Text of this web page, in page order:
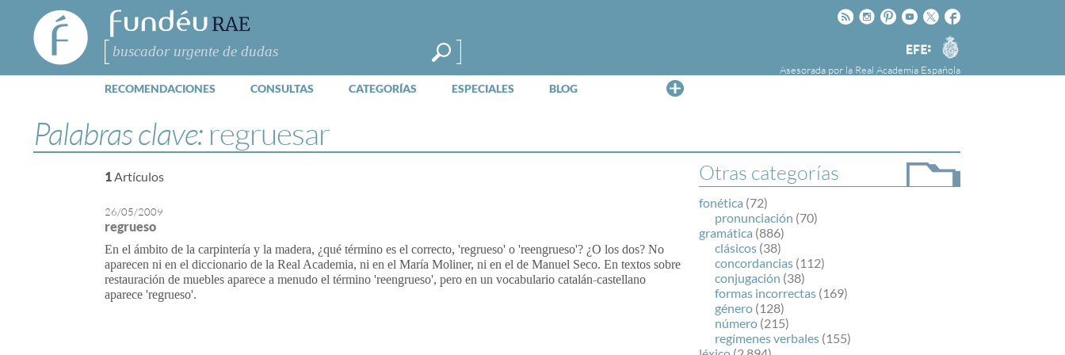
FundéuRAE
- Fundación
del Español
Urgente
Buscar
Facebook
Twitter
Youtube
Pinteres
Instagram
Rss
Agencia
EFE
Asesorada por la Real Academia Española
RECOMENDACIONES CONSULTAS CATEGORÍAS ESPECIALES BLOG
la Agencia Efe y la Real Academia Española,
cuyo objetivo es colaborar con el buen uso del
español en los medios de comunicación y en
Internet.
Palabras clave: regruesar
Otras categorías
fonética (72)
pronunciación (70)
gramática (886)
clásicos (38)
concordancias (112)
conjugación (38)
formas incorrectas (169)
género (128)
número (215)
regímenes verbales (155)
1Artículos
26/05/2009
regrueso
En el ámbito de la carpintería y la madera, ¿qué término es el correcto, 'regrueso' o 'reengrueso'? ¿O los dos? No
aparecen ni en el diccionario de la Real Academia, ni en el María Moliner, ni en el de Manuel Seco. En textos sobre
restauración de muebles aparece a menudo el término 'reengrueso', pero en un vocabulario catalán-castellano
aparece 'regrueso'.